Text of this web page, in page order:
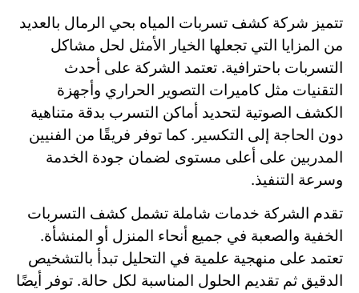
تتميز شركة كشف تسربات المياه بحي الرمال بالعديد
من المزايا التي تجعلها الخيار الأمثل لحل مشاكل
التسربات باحترافية. تعتمد الشركة على أحدث
التقنيات مثل كاميرات التصوير الحراري وأجهزة
الكشف الصوتية لتحديد أماكن التسرب بدقة متناهية
دون الحاجة إلى التكسير. كما توفر فريقًا من الفنيين
المدربين على أعلى مستوى لضمان جودة الخدمة
وسرعة التنفيذ.
تقدم الشركة خدمات شاملة تشمل كشف التسربات
الخفية والصعبة في جميع أنحاء المنزل أو المنشأة.
تعتمد على منهجية علمية في التحليل تبدأ بالتشخيص
الدقيق ثم تقديم الحلول المناسبة لكل حالة. توفر أيضًا